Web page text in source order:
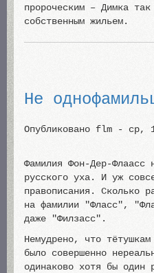
пророческим – Димка
собственным жильем.
Не
Опубликовано flm - ср,
Фамилия Фон-Дер-Флаасс
русского уха. И уж
правописания. Сколько
на фамилии "Фласс",
даже "Филзасс".
Немудрено, что
было совершенно
одинаково хотя бы